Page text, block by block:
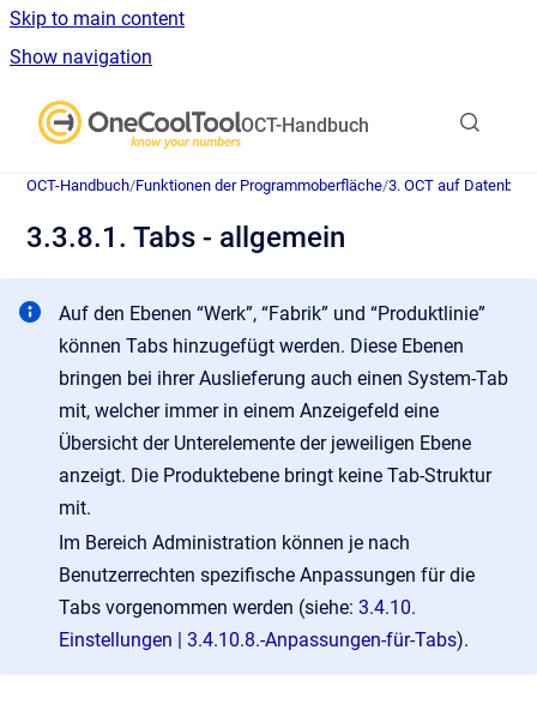
Skip to main content
Show navigation
OCT-Handbuch
OCT-Handbuch/Funktionen der Programmoberfläche/3. OCT auf
3.3.8.1. Tabs - allgemein
Auf den Ebenen “Werk”, “Fabrik” und “Produktlinie”
können Tabs hinzugefügt werden. Diese Ebenen
bringen bei ihrer Auslieferung auch einen System-Tab
mit, welcher immer in einem Anzeigefeld eine
Übersicht der Unterelemente der jeweiligen Ebene
anzeigt. Die Produktebene bringt keine Tab-Struktur
mit.
Im Bereich Administration können je nach
Benutzerrechten spezifische Anpassungen für die
Tabs vorgenommen werden (siehe: 3.4.10.
Einstellungen | 3.4.10.8.-Anpassungen-für-Tabs).